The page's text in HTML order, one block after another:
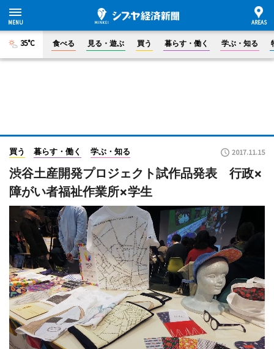
35°C 食べる 見る・遊ぶ 買う 暮らす・働く 学ぶ・知る
買う 暮らす・働く 学ぶ・知る 2017.11.15
渋谷土産開発プロジェクト試作品発表 行政×
障がい者福祉作業所×学生